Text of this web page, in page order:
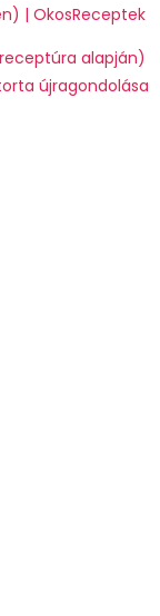
| OkosReceptek
alapján)
újragondolása